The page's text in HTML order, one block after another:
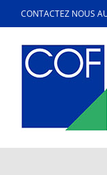
Passer
au
contenu
CONTACTEZ NOUS